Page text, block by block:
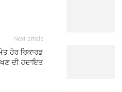
Next article
ਹੋਰ ਰਿਕਾਰਡ
ਦੀ ਹਦਾਇਤ